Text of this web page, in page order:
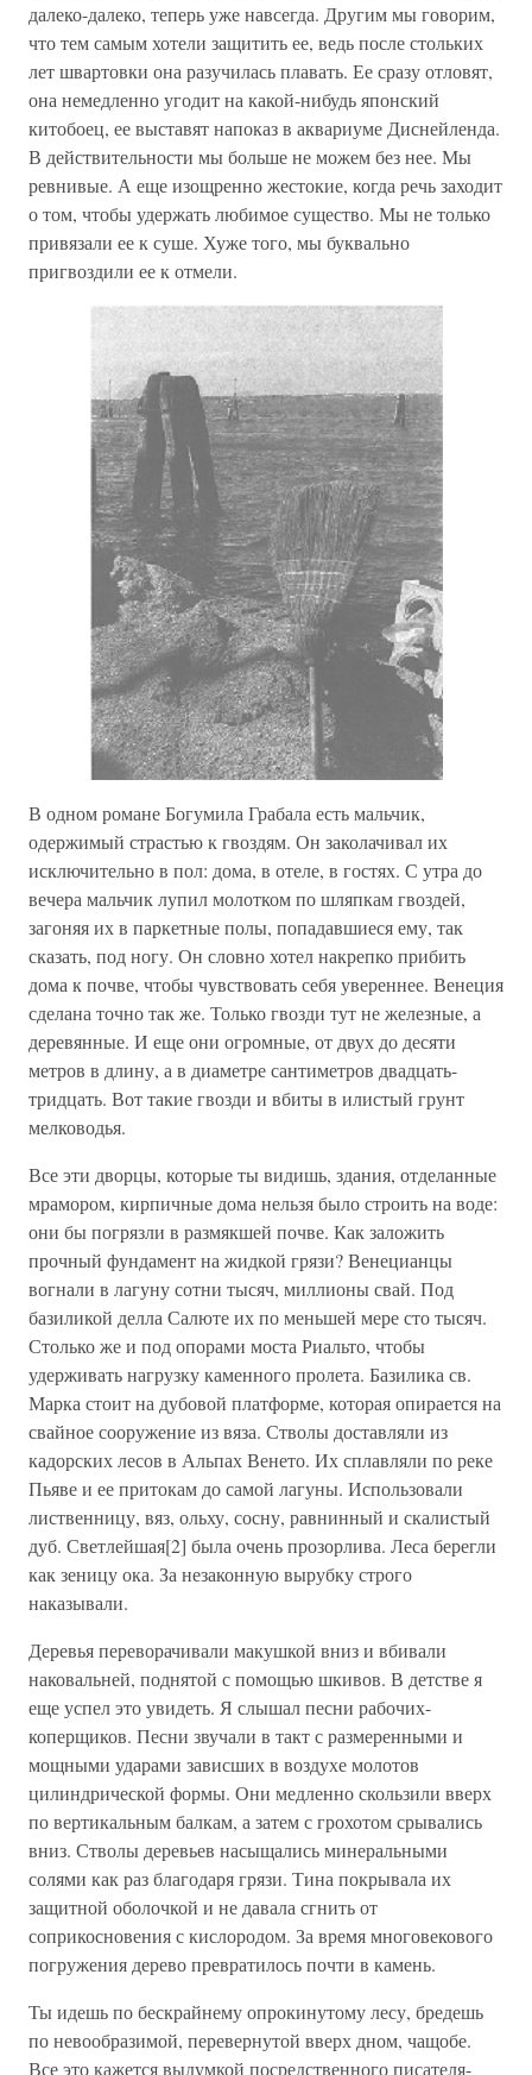
далеко-далеко, теперь уже навсегда. Другим мы говорим,
что тем самым хотели защитить ее, ведь после стольких
лет швартовки она разучилась плавать. Ее сразу отловят,
она немедленно угодит на какой-нибудь японский
китобоец, ее выставят напоказ в аквариуме Диснейленда.
В действительности мы больше не можем без нее. Мы
ревнивые. А еще изощренно жестокие, когда речь заходит
о том, чтобы удержать любимое существо. Мы не только
привязали ее к суше. Хуже того, мы буквально
пригвоздили ее к отмели.
В одном романе Богумила Грабала есть мальчик,
одержимый страстью к гвоздям. Он заколачивал их
исключительно в пол: дома, в отеле, в гостях. С утра до
вечера мальчик лупил молотком по шляпкам гвоздей,
загоняя их в паркетные полы, попадавшиеся ему, так
сказать, под ногу. Он словно хотел накрепко прибить
дома к почве, чтобы чувствовать себя увереннее. Венеция
сделана точно так же. Только гвозди тут не железные, а
деревянные. И еще они огромные, от двух до десяти
метров в длину, а в диаметре сантиметров двадцать-
тридцать. Вот такие гвозди и вбиты в илистый грунт
мелководья.
Все эти дворцы, которые ты видишь, здания, отделанные
мрамором, кирпичные дома нельзя было строить на воде:
они бы погрязли в размякшей почве. Как заложить
прочный фундамент на жидкой грязи? Венецианцы
вогнали в лагуну сотни тысяч, миллионы свай. Под
базиликой делла Салюте их по меньшей мере сто тысяч.
Столько же и под опорами моста Риальто, чтобы
удерживать нагрузку каменного пролета. Базилика св.
Марка стоит на дубовой платформе, которая опирается на
свайное сооружение из вяза. Стволы доставляли из
кадорских лесов в Альпах Венето. Их сплавляли по реке
Пьяве и ее притокам до самой лагуны. Использовали
лиственницу, вяз, ольху, сосну, равнинный и скалистый
дуб. Светлейшая[2] была очень прозорлива. Леса берегли
как зеницу ока. За незаконную вырубку строго
наказывали.
Деревья переворачивали макушкой вниз и вбивали
наковальней, поднятой с помощью шкивов. В детстве я
еще успел это увидеть. Я слышал песни рабочих-
коперщиков. Песни звучали в такт с размеренными и
мощными ударами зависших в воздухе молотов
цилиндрической формы. Они медленно скользили вверх
по вертикальным балкам, а затем с грохотом срывались
вниз. Стволы деревьев насыщались минеральными
солями как раз благодаря грязи. Тина покрывала их
защитной оболочкой и не давала сгнить от
соприкосновения с кислородом. За время многовекового
погружения дерево превратилось почти в камень.
Ты идешь по бескрайнему опрокинутому лесу, бредешь
по невообразимой, перевернутой вверх дном, чащобе.
Все это кажется выдумкой посредственного писателя-